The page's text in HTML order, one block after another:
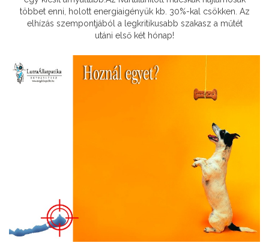
többet enni, holott energiaigényük kb. 30%-kal csökken. Az
elhízás szempontjából a legkritikusabb szakasz a műtét
utáni első két hónap!